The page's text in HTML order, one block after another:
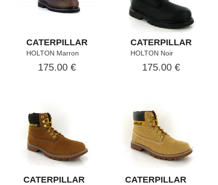
CATERPILLAR
HOLTON Marron
175.00 €
CATERPILLAR
HOLTON Noir
175.00 €
CATERPILLAR CATERPILLAR